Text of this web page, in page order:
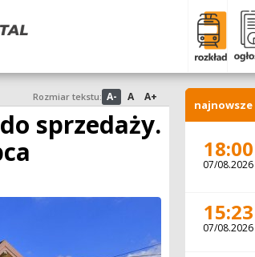
Rozmiar tekstu: A- A A+
sprzedaży.
najnowsze
18:00
07/08.2026
15:23
07/08.2026